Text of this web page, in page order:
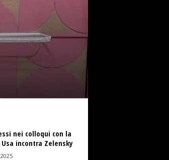
nei colloqui con la
incontra Zelensky